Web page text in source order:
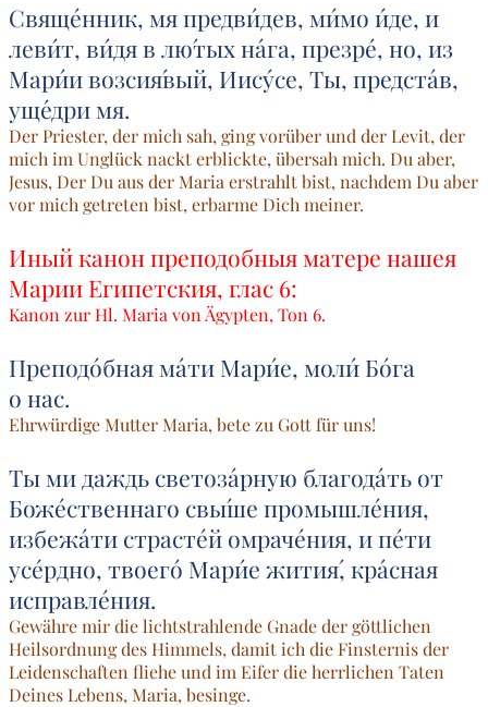
Свяще́нник, мя предви́дев, ми́мо и́де, и
леви́т, ви́дя в лю́тых на́га, презре́, но, из
Мари́и возсия́вый, Иису́се, Ты, предста́в,
уще́дри мя.
Der Priester, der mich sah, ging vorüber und der Levit, der
mich im Unglück nackt erblickte, übersah mich. Du aber,
Jesus, Der Du aus der Maria erstrahlt bist, nachdem Du aber
vor mich getreten bist, erbarme Dich meiner.
Иный канон преподобныя матере нашея
Марии Египетския, глас 6:
Kanon zur Hl. Maria von Ägypten, Ton 6.
Преподо́бная ма́ти Мари́е, моли́ Бо́га
о нас.
Ehrwürdige Mutter Maria, bete zu Gott für uns!
Ты ми даждь светоза́рную благода́ть от
Боже́ственнаго свы́ше промышле́ния,
избежа́ти страсте́й омраче́ния, и пе́ти
усе́рдно, твоего́ Мари́е жития́, кра́сная
исправле́ния.
Gewähre mir die lichtstrahlende Gnade der göttlichen
Heilsordnung des Himmels, damit ich die Finsternis der
Leidenschaften fliehe und im Eifer die herrlichen Taten
Deines Lebens, Maria, besinge.